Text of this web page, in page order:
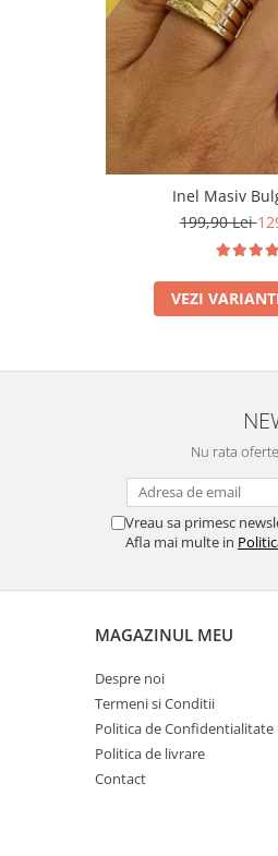
Inel Masiv
199,90 Lei
VEZI
Nu rata
Vreau sa primesc
Afla mai multe in
MAGAZINUL MEU
Despre noi
Termeni si Conditii
Politica de Confidentialitate
Politica de livrare
Contact